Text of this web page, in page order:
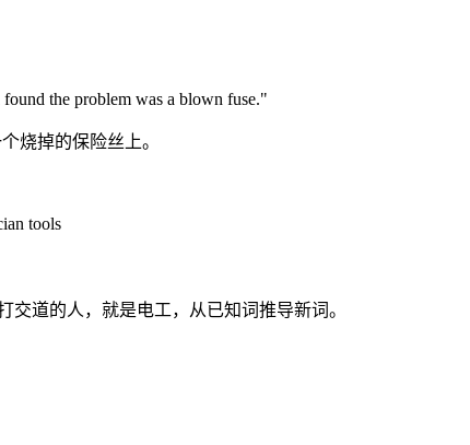
found the problem was a blown fuse."
烧掉的保险丝上。
tools
交道的人，就是电工，从已知词推导新词。